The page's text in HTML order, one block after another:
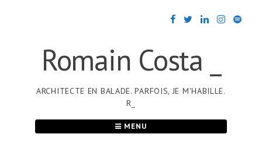
Romain Costa _
ARCHITECTE EN BALADE. PARFOIS, JE M'HABILLE.
R_
MENU